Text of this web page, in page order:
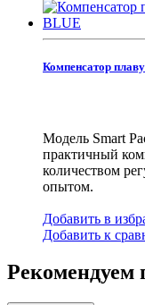
Компенсатор
Модель Smart
практичный
количеством
опытом.
Добавить в
Добавить к
Рекомендуем